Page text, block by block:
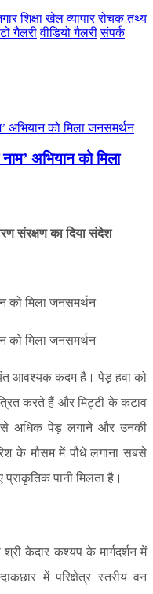
शिक्षा खेल व्यापार रोचक तथ्य
गैलरी वीडियो गैलरी संपर्क
अभियान को मिला
संरक्षण का दिया संदेश
आवश्यक कदम है। पेड़ हवा को
करते हैं और मिट्टी के कटाव
अधिक पेड़ लगाने और उनकी
के मौसम में पौधे लगाना सबसे
पानी मिलता है।
कश्यप के मार्गदर्शन में
में परिक्षेत्र स्तरीय वन